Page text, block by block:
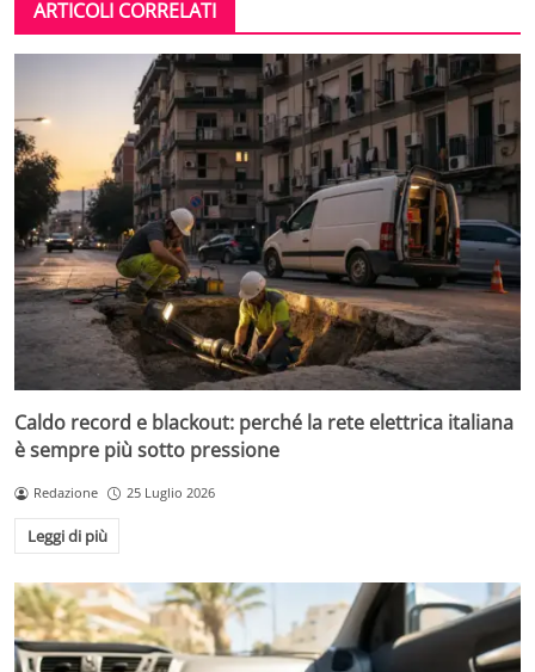
ARTICOLI CORRELATI
Caldo record e blackout: perché la rete elettrica italiana
è sempre più sotto pressione
Redazione 25 Luglio 2026
Leggi di più